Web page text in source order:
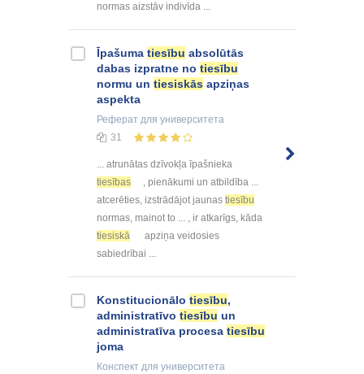
normas aizstāv indivīda ...
Īpašuma tiesību absolūtās
dabas izpratne no tiesību
normu un tiesiskās apziņas
aspekta
Реферат для университета
31
... atrunātas dzīvokļa īpašnieka
tiesības
, pienākumi un atbildība ...
atcerēties, izstrādājot jaunas tiesību
normas, mainot to ... , ir atkarīgs, kāda
tiesiskā
apziņa veidosies
sabiedrībai ...
Konstitucionālo tiesību,
administratīvo tiesību un
administratīva procesa tiesību
joma
Конспект для университета